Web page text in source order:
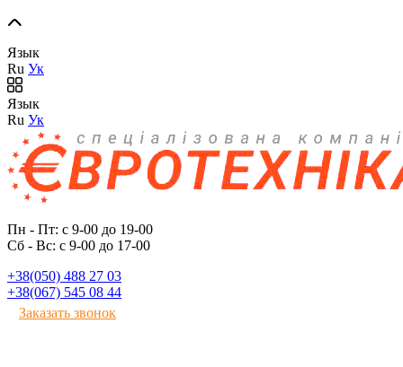
Язык
Ru Ук
Язык
Ru Ук
Пн - Пт: с 9-00 до 19-00
Сб - Вс: с 9-00 до 17-00
+38(050) 488 27 03
+38(067) 545 08 44
Заказать звонок